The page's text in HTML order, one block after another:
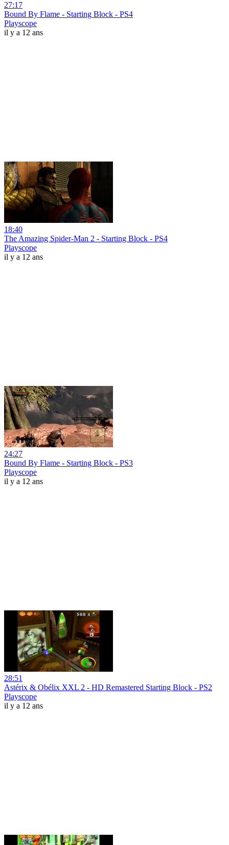
27:17
Bound By Flame - Starting Block - PS4
Playscope
il y a 12 ans
18:40
The Amazing Spider-Man 2 - Starting Block - PS4
Playscope
il y a 12 ans
24:27
Bound By Flame - Starting Block - PS3
Playscope
il y a 12 ans
28:51
Astérix & Obélix XXL 2 - HD Remastered Starting Block - PS2
Playscope
il y a 12 ans